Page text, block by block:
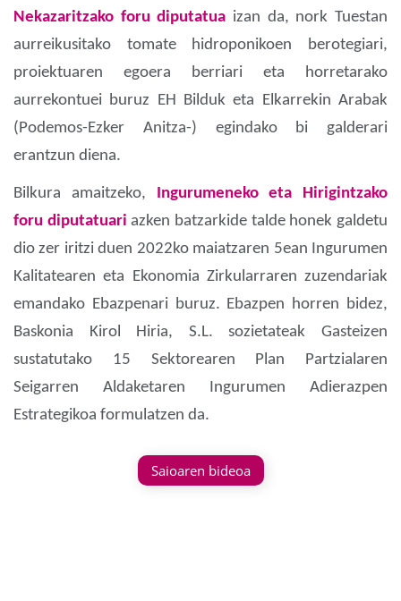
Nekazaritzako foru diputatua izan da, nork Tuestan
aurreikusitako tomate hidroponikoen berotegiari,
proiektuaren egoera berriari eta horretarako
aurrekontuei buruz EH Bilduk eta Elkarrekin Arabak
(Podemos-Ezker Anitza-) egindako bi galderari
erantzun diena.
Bilkura amaitzeko, Ingurumeneko eta Hirigintzako
foru diputatuari azken batzarkide talde honek galdetu
dio zer iritzi duen 2022ko maiatzaren 5ean Ingurumen
Kalitatearen eta Ekonomia Zirkularraren zuzendariak
emandako Ebazpenari buruz. Ebazpen horren bidez,
Baskonia Kirol Hiria, S.L. sozietateak Gasteizen
sustatutako 15 Sektorearen Plan Partzialaren
Seigarren Aldaketaren Ingurumen Adierazpen
Estrategikoa formulatzen da.
Saioaren bideoa